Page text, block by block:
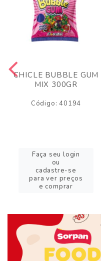
CHICLE BUBBLE GUM
MIX 300GR
Código: 40194
Faça seu login
ou
cadastre-se
para ver preços
e comprar